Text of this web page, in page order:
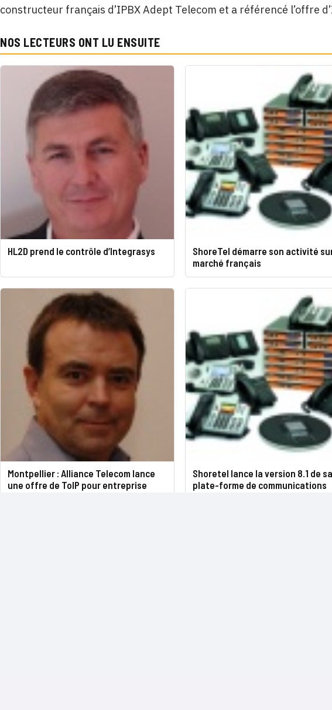
constructeur français d’IPBX Adept Telecom et a référencé l’offre
NOS LECTEURS ONT LU ENSUITE
HL2D prend le contrôle d’Integrasys
ShoreTel démarre son activité
marché français
Montpellier : Alliance Telecom lance
une offre de ToIP pour entreprise
Shoretel lance la version 8.1 de sa
plate-forme de communications